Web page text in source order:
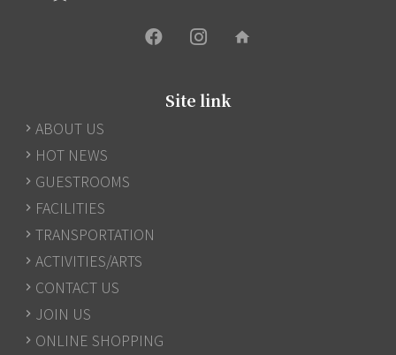
home
Site link
ABOUT US
HOT NEWS
GUESTROOMS
FACILITIES
TRANSPORTATION
ACTIVITIES/ARTS
CONTACT US
JOIN US
ONLINE SHOPPING